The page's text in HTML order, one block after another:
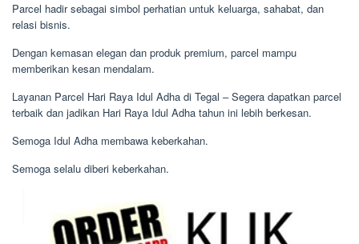
Parcel hadir sebagai simbol perhatian untuk keluarga, sahabat, dan
relasi bisnis.
Dengan kemasan elegan dan produk premium, parcel mampu
memberikan kesan mendalam.
Layanan Parcel Hari Raya Idul Adha di Tegal – Segera dapatkan parcel
terbaik dan jadikan Hari Raya Idul Adha tahun ini lebih berkesan.
Semoga Idul Adha membawa keberkahan.
Semoga selalu diberi keberkahan.